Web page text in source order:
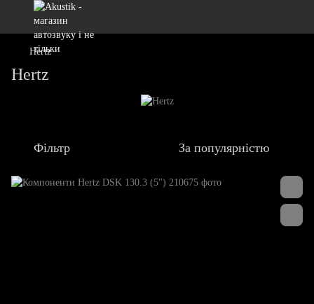
Hertz
Hertz
Фільтр За популярністю